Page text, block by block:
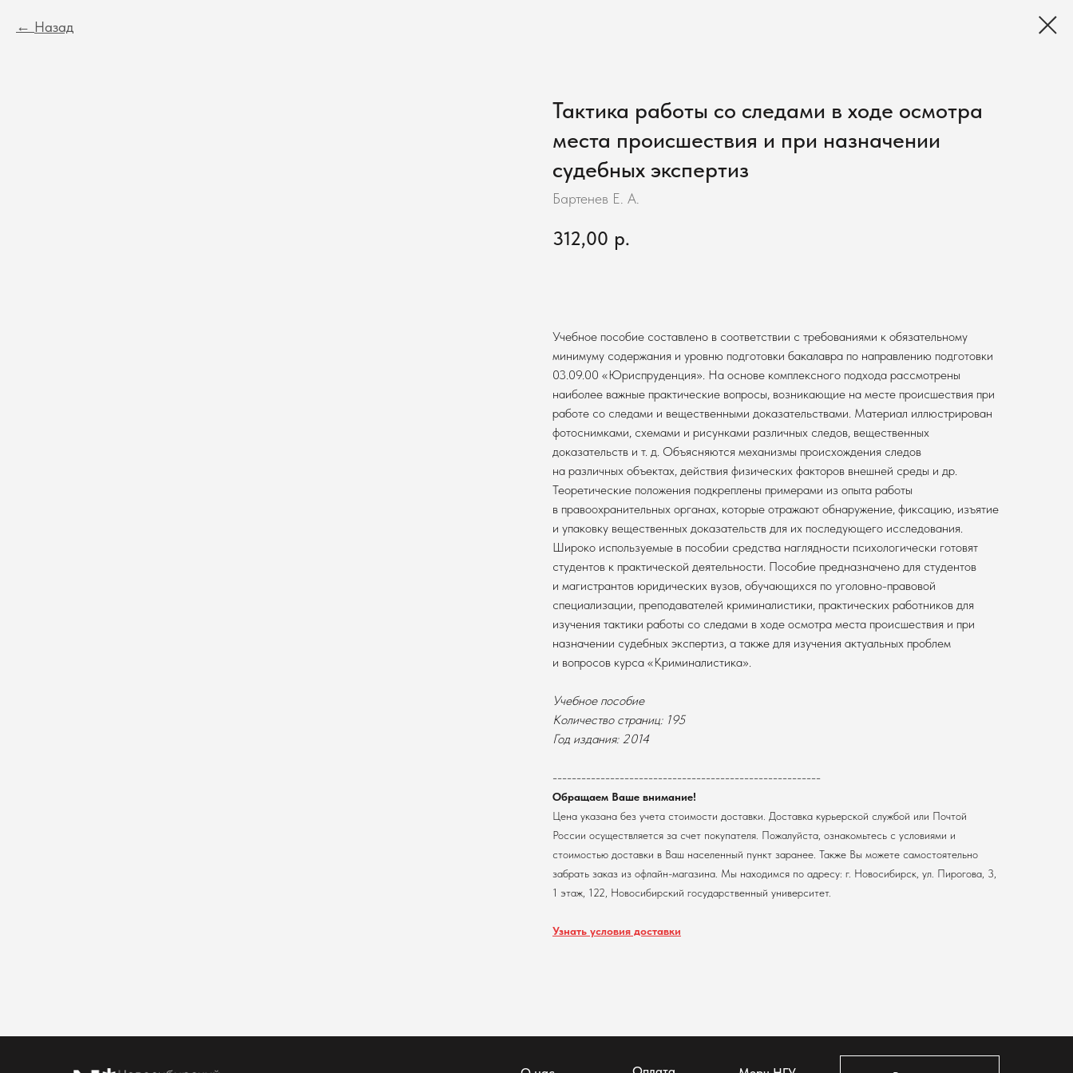
Назад
Тактика работы со следами в ходе осмотра
места происшествия и при назначении
судебных экспертиз
Бартенев Е. А.
312,00 р.
Учебное пособие составлено в соответствии с требованиями к обязательному
минимуму содержания и уровню подготовки бакалавра по направлению подготовки
03.09.00 «Юриспруденция». На основе комплексного подхода рассмотрены
наиболее важные практические вопросы, возникающие на месте происшествия при
работе со следами и вещественными доказательствами. Материал иллюстрирован
фотоснимками, схемами и рисунками различных следов, вещественных
доказательств и т. д. Объясняются механизмы происхождения следов
на различных объектах, действия физических факторов внешней среды и др.
Теоретические положения подкреплены примерами из опыта работы
в правоохранительных органах, которые отражают обнаружение, фиксацию, изъятие
и упаковку вещественных доказательств для их последующего исследования.
Широко используемые в пособии средства наглядности психологически готовят
студентов к практической деятельности. Пособие предназначено для студентов
и магистрантов юридических вузов, обучающихся по уголовно-правовой
специализации, преподавателей криминалистики, практических работников для
изучения тактики работы со следами в ходе осмотра места происшествия и при
назначении судебных экспертиз, а также для изучения актуальных проблем
и вопросов курса «Криминалистика».
Учебное пособие
Количество страниц: 195
Год издания: 2014
--------------------------------------------------------
Обращаем Ваше внимание!
Цена указана без учета стоимости доставки. Доставка курьерской службой или Почтой
России осуществляется за счет покупателя. Пожалуйста, ознакомьтесь с условиями и
стоимостью доставки в Ваш населенный пункт заранее. Также Вы можете самостоятельно
забрать заказ из офлайн-магазина. Мы находимся по адресу: г. Новосибирск, ул. Пирогова, 3,
1 этаж, 122, Новосибирский государственный университет.
Узнать условия доставки